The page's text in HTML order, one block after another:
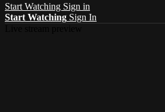
Start Watching Sign in
Start Watching Sign In